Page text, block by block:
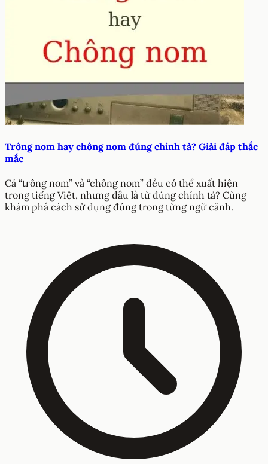
Trông nom hay chông nom đúng chính tả? Giải đáp thắc
mắc
Cả “trông nom” và “chông nom” đều có thể xuất hiện
trong tiếng Việt, nhưng đâu là từ đúng chính tả? Cùng
khám phá cách sử dụng đúng trong từng ngữ cảnh.